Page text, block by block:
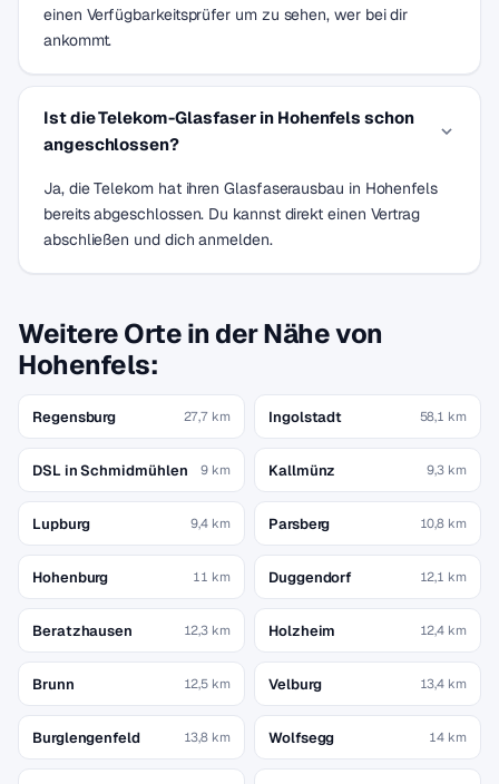
einen Verfügbarkeitsprüfer um zu sehen, wer bei dir
ankommt.
Ist die Telekom-Glasfaser in Hohenfels schon
angeschlossen?
Ja, die Telekom hat ihren Glasfaserausbau in Hohenfels
bereits abgeschlossen. Du kannst direkt einen Vertrag
abschließen und dich anmelden.
Weitere Orte in der Nähe von
Hohenfels:
Regensburg 27,7 km Ingolstadt 58,1 km
DSL in Schmidmühlen 9 km Kallmünz 9,3 km
Lupburg 9,4 km Parsberg 10,8 km
Hohenburg 11 km Duggendorf 12,1 km
Beratzhausen 12,3 km Holzheim 12,4 km
Brunn 12,5 km Velburg 13,4 km
Burglengenfeld 13,8 km Wolfsegg 14 km